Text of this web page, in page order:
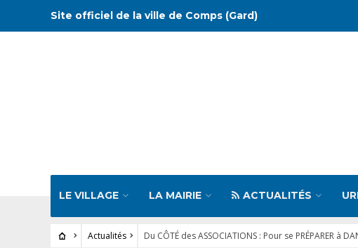
Site officiel de la ville de Comps (Gard)
LE VILLAGE LA MAIRIE ACTUALITÉS
Actualités Du CÔTÉ des ASSOCIATIONS : Pour se PRÉPARER à
ACTUALITÉS